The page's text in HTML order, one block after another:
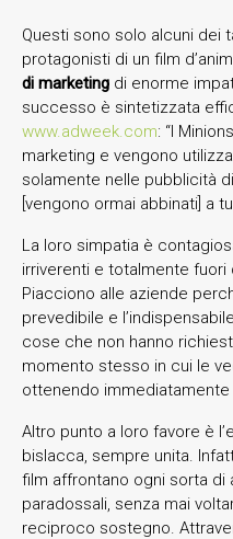
Questi sono solo alcuni dei
protagonisti di un film
di marketing di enorme
successo è sintetizzata
www.adweek.com: “I
marketing e vengono
solamente nelle pubblicità
[vengono ormai abbinati] a
La loro simpatia è
irriverenti e totalmente
Piacciono alle aziende
prevedibile e
cose che non hanno
momento stesso in cui le
ottenendo
Altro punto a loro favore è
bislacca, sempre unita.
film affrontano ogni sorta di
paradossali, senza mai
reciproco sostegno.